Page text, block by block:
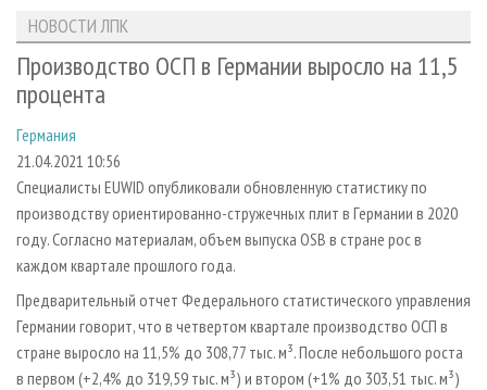
ЛЕСОЗАГОТОВКА
ЛЕСОПИЛЕНИЕ
СУШКА ДРЕВЕСИНЫ
ПРОИЗВОДСТВО ДРЕВЕСНЫХ ПЛИТ
ДЕРЕВЯННОЕ ДОМОСТРОЕНИЕ
ПРОИЗВОДСТВО МЕБЕЛИ
БИОЭНЕРГЕТИКА
ЦБП
ИНСТРУМЕНТ И МАТЕРИАЛЫ
НОВОСТИ ЛПК
НОВОСТИ ЖУРНАЛА
ПРОЕКТЫ ЛПИ
АНАЛИТИКА
ПРЕДПРИЯТИЯ ЛПК
ПЕРСОНЫ
МОБИЛЬНЫЕ ВЫСТАВКИ
ОФИЦИАЛЬНЫЕ ДЕЛЕГАЦИИ
ПРИОРИТЕТНЫЕ ИНВЕСТПРОЕКТЫ
RUSSIAN FORESTRY REVIEW
ГАЗЕТА ЛЕСПРОМФОРУМ
БИБЛИОТЕКА СПЕЦИАЛИСТА
АРХИВ ЖУРНАЛОВ
О ЖУРНАЛЕ
КОНТАКТЫ
РЕКЛАМОДАТЕЛЯМ
РЕКЛАМА
РЕКЛАМА НА САЙТЕ
НОВОСТИ ЛПК
Производство ОСП в Германии выросло на 11,5
процента
Германия
21.04.2021 10:56
Специалисты EUWID опубликовали обновленную статистику по
производству ориентированно-стружечных плит в Германии в 2020
году. Согласно материалам, объем выпуска OSB в стране рос в
каждом квартале прошлого года.
Предварительный отчет Федерального статистического управления
Германии говорит, что в четвертом квартале производство ОСП в
стране выросло на 11,5% до 308,77 тыс. м³. После небольшого роста
в первом (+2,4% до 319,59 тыс. м³) и втором (+1% до 303,51 тыс. м³)